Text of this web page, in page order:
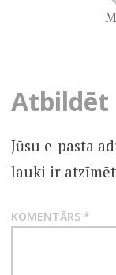
Atbildēt
Jūsu e-pasta
lauki ir
KOMENTĀRS *